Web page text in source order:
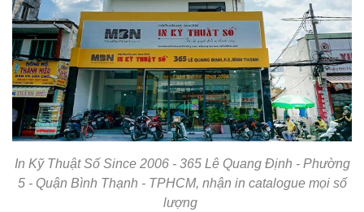
In Kỹ Thuật Số Since 2006 - 365 Lê Quang Định - Phường
5 - Quận Bình Thạnh - TPHCM, nhận in catalogue mọi số
lượng